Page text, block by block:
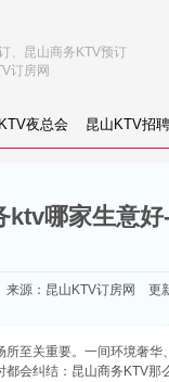
夜总会 昆山KTV招聘
、昆山商务KTV预订
订房网
ktv哪家生意
来源： 昆山KTV订房网 更
至关重要。一间环境奢
会纠结：昆山商务KTV